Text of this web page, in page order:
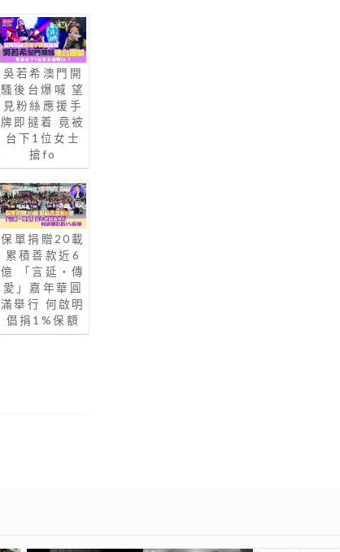
吳若希澳門開
騷後台爆喊 望
見粉絲應援手
牌即撻着 竟被
台下1位女士
搶fo
保單捐贈20載
累積善款近6
億 「言延‧傳
愛」嘉年華圓
滿舉行 何啟明
倡捐1%保額